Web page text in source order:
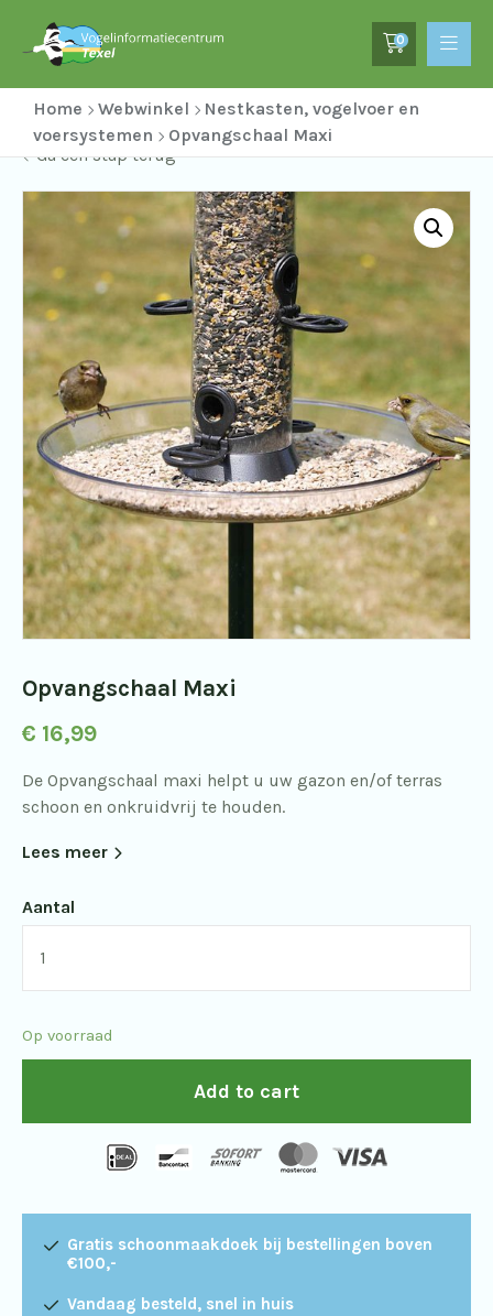
0
Home Webwinkel
Nestkasten, vogelvoer en
voersystemen
Opvangschaal Maxi
Ga een stap terug
Opvangschaal Maxi
€ 16,99
De Opvangschaal maxi helpt u uw gazon en/of terras
schoon en onkruidvrij te houden.
Lees meer
Aantal
Op voorraad
Add to cart
Gratis schoonmaakdoek bij bestellingen boven
€100,-
Vandaag besteld, snel in huis